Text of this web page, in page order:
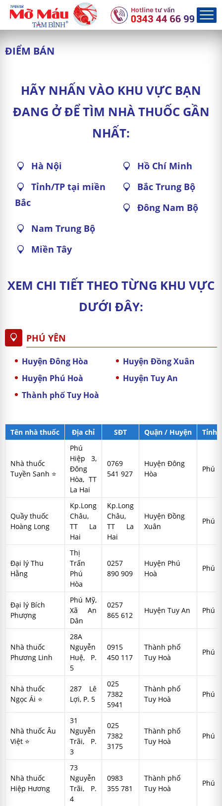
ĐIỂM BÁN
HÃY NHẤN VÀO KHU VỰC BẠN
ĐANG Ở ĐỂ TÌM NHÀ THUỐC GẦN
NHẤT:
Hà Nội
Hồ Chí Minh
Tỉnh/TP tại miền
Bắc
Bắc Trung Bộ
Đông Nam Bộ
Nam Trung Bộ
Miền Tây
XEM CHI TIẾT THEO TỪNG KHU VỰC
DƯỚI ĐÂY:
PHÚ YÊN
Huyện Đông Hòa
Huyện Đồng Xuân
Huyện Phú Hoà
Huyện Tuy An
Thành phố Tuy Hoà
Tên nhà thuốc Địa chỉ SĐT Quận / Huyện Tỉnh
Nhà thuốc
Tuyền Sanh ⭐
Phú
Hiệp 3,
Đông
Hòa, TT
La Hai
0769
541 927
Huyện Đông
Hòa
Phú
Quầy thuốc
Hoàng Long
Kp.Long
Châu,
TT La
Hai
Kp.Long
Châu,
TT La
Hai
Huyện Đồng
Xuân
Phú
Đại lý Thu
Hằng
Thị
Trấn
Phú
Hòa
0257
890 909
Huyện Phú
Hoà
Phú
Đại lý Bích
Phượng
Phú Mỹ,
Xã An
Dân
0257
865 612
Huyện Tuy An Phú
Nhà thuốc
Phương Linh
28A
Nguyễn
Huệ, P.
5
0915
450 117
Thành phố
Tuy Hoà
Phú
Nhà thuốc
Ngọc Ái ⭐
287 Lê
Lợi, P. 5
025
7382
5941
Thành phố
Tuy Hoà
Phú
Nhà thuốc Âu
Việt ⭐
31
Nguyễn
Trãi, P.
3
025
7382
3175
Thành phố
Tuy Hoà
Phú
Nhà thuốc
Hiệp Hương
73
Nguyễn
Trãi, P.
4
0983
355 781
Thành phố
Tuy Hoà
Phú